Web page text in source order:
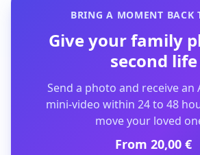
BRING A MOMENT BACK
Give your family
second life
Send a photo and receive an
mini-video within 24 to 48
move your loved
From 20,00 €